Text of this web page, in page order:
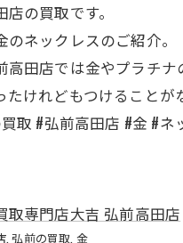
店の買取です。
のネックレスのご紹介。
高田店では金やプラチ
たけれどもつけること
取 #弘前高田店 #金 #ネ
取専門店大吉 弘前高田店
弘前の買取 金